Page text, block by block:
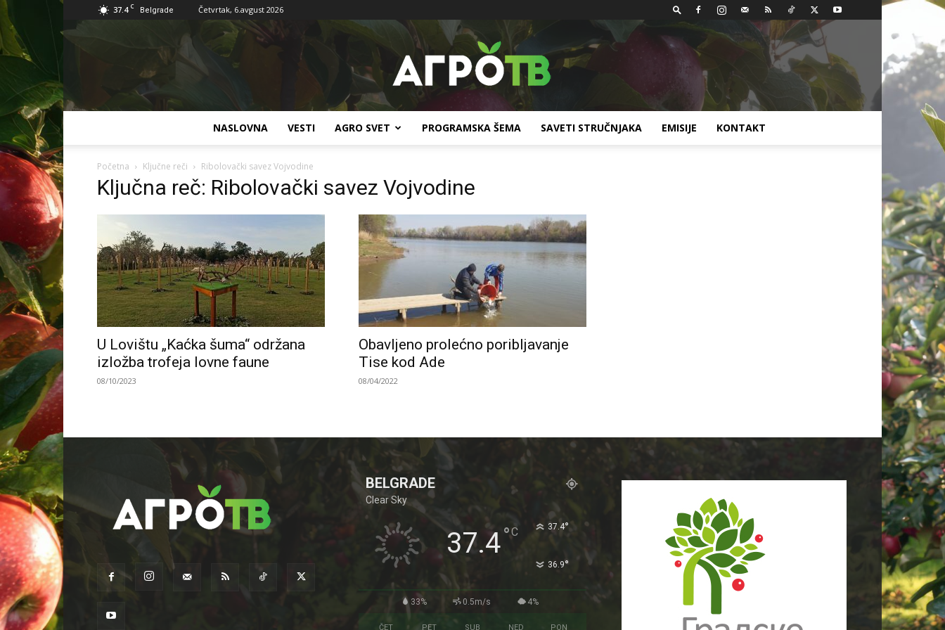
37.4 C Belgrade Četvrtak, 6.avgust 2026
TV
NASLOVNA VESTI AGRO SVET PROGRAMSKA ŠEMA SAVETI STRUČNJAKA EMISIJE KONTAKT
Početna Ključne reči Ribolovački savez Vojvodine
Ključna reč: Ribolovački savez Vojvodine
U Lovištu „Kaćka šuma“ održana
izložba trofeja lovne faune
08/10/2023
Obavljeno prolećno poribljavanje
Tise kod Ade
08/04/2022
BELGRADE
Clear Sky
37.4°C 37.4°
36.9°
33% 0.5m/s 4%
ČET PET SUB NED PON